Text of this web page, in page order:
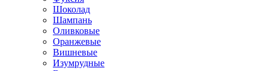
Шоколад
Шампань
Оливковые
Оранжевые
Вишневые
Изумрудные